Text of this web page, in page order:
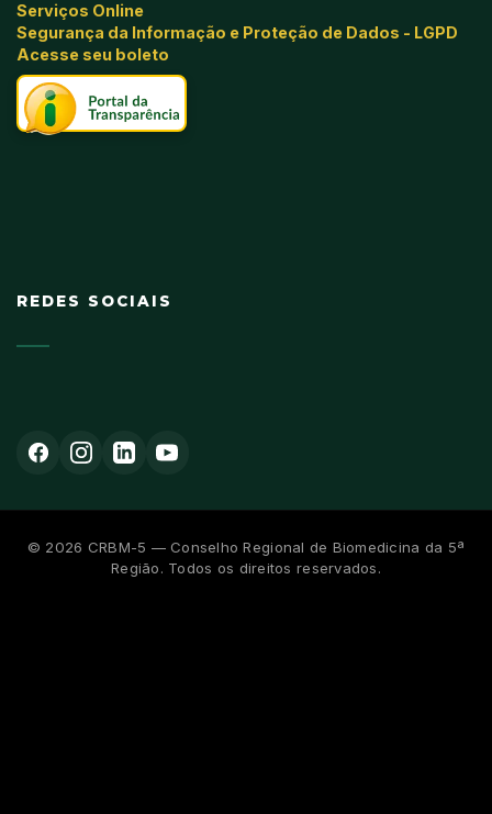
Serviços Online
Segurança da Informação e Proteção de Dados - LGPD
Acesse seu boleto
REDES SOCIAIS
© 2026 CRBM-5 — Conselho Regional de Biomedicina da 5ª
Região. Todos os direitos reservados.